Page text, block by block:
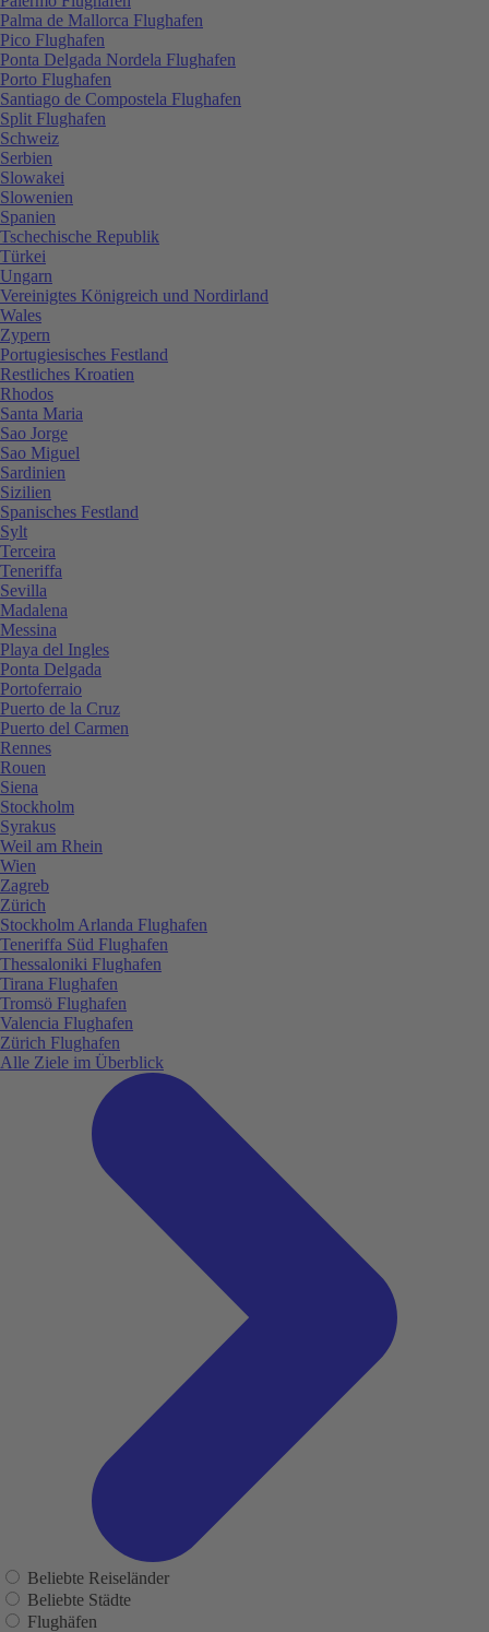
Palma de Mallorca Flughafen
Pico Flughafen
Ponta Delgada Nordela Flughafen
Porto Flughafen
Santiago de Compostela Flughafen
Split Flughafen
Schweiz
Serbien
Slowakei
Slowenien
Spanien
Tschechische Republik
Türkei
Ungarn
Vereinigtes Königreich und Nordirland
Wales
Zypern
Portugiesisches Festland
Restliches Kroatien
Rhodos
Santa Maria
Sao Jorge
Sao Miguel
Sardinien
Sizilien
Spanisches Festland
Sylt
Terceira
Teneriffa
Sevilla
Madalena
Messina
Playa del Ingles
Ponta Delgada
Portoferraio
Puerto de la Cruz
Puerto del Carmen
Rennes
Rouen
Siena
Stockholm
Syrakus
Weil am Rhein
Wien
Zagreb
Zürich
Stockholm Arlanda Flughafen
Teneriffa Süd Flughafen
Thessaloniki Flughafen
Tirana Flughafen
Tromsö Flughafen
Valencia Flughafen
Zürich Flughafen
Alle Ziele im Überblick
Beliebte Reiseländer
Beliebte Städte
Flughäfen